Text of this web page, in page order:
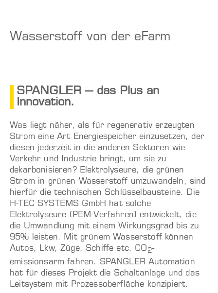
Wasserstoff von der eFarm
SPANGLER – das Plus an
Innovation.
Was liegt näher, als für regenerativ erzeugten
Strom eine Art Energiespeicher einzusetzen, der
diesen jederzeit in die anderen Sektoren wie
Verkehr und Industrie bringt, um sie zu
dekarbonisieren?Elektrolyseure, die grünen
Strom in grünen Wasserstoff umzuwandeln, sind
hierfür die technischen Schlüsselbausteine. Die
H-TEC SYSTEMS GmbH hat solche
Elektrolyseure (PEM-Verfahren) entwickelt, die
die Umwandlung mit einem Wirkungsgrad bis zu
95% leisten. Mit grünem Wasserstoff können
Autos, Lkw, Züge, Schiffe etc. CO 2-
emissionsarm fahren. SPANGLER Automation
hat für dieses Projekt die Schaltanlage und das
Leitsystem mit Prozessoberfläche konzipiert.